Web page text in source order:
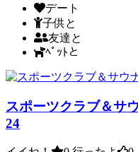
デート
子供と
友達と
ﾍﾟｯﾄと
スポーツクラブ＆サ
24